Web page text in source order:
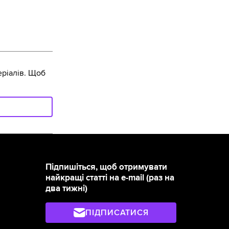
Щоб
Підпишіться, щоб отримувати
найкращі статті на e-mail (раз на
два тижні)
ПІДПИСАТИСЯ